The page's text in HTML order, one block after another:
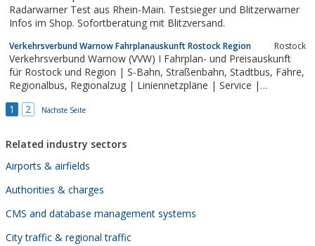
Radarwarner Test aus Rhein-Main. Testsieger und Blitzerwarner
Infos im Shop. Sofortberatung mit Blitzversand.
Verkehrsverbund Warnow Fahrplanauskunft Rostock Region Rostock
Verkehrsverbund Warnow (VVW) I Fahrplan- und Preisauskunft
für Rostock und Region | S-Bahn, Straßenbahn, Stadtbus, Fähre,
Regionalbus, Regionalzug | Liniennetzpläne | Service |
Seniorenticket
1 2 Nächste Seite
Related industry sectors
Airports & airfields
Authorities & charges
CMS and database management systems
City traffic & regional traffic